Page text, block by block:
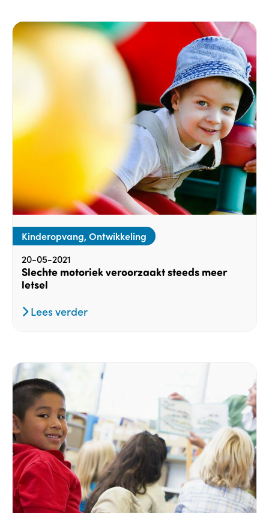
Kinderopvang, Ontwikkeling
20-05-2021
Slechte motoriek veroorzaakt steeds meer
letsel
Lees verder